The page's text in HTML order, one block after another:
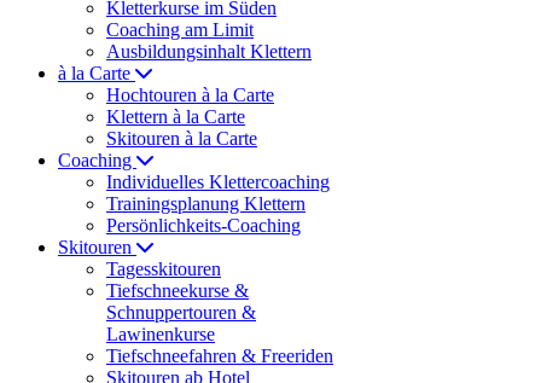
Kletterkurse im Süden
Coaching am Limit
Ausbildungsinhalt Klettern
à la Carte
Hochtouren à la Carte
Klettern à la Carte
Skitouren à la Carte
Coaching
Individuelles Klettercoaching
Trainingsplanung Klettern
Persönlichkeits-Coaching
Skitouren
Tagesskitouren
Tiefschneekurse &
Schnuppertouren &
Lawinenkurse
Tiefschneefahren & Freeriden
Skitouren ab Hotel